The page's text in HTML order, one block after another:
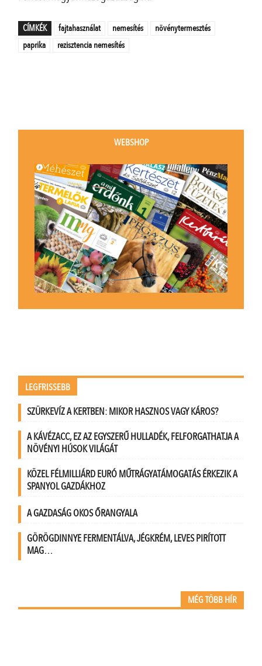
CÍMKÉK fajtahasználat nemesítés
növénytermesztés
paprika
rezisztencia nemesítés
WEBSHOP
LEGFRISSEBB
SZÜRKEVÍZ A KERTBEN: MIKOR HASZNOS VAGY KÁROS?
A KÁVÉZACC, EZ AZ EGYSZERŰ HULLADÉK, FELFORGATHATJA A
NÖVÉNYI HÚSOK VILÁGÁT
KÖZEL FÉLMILLIÁRD EURÓ MŰTRÁGYATÁMOGATÁS ÉRKEZIK A
SPANYOL GAZDÁKHOZ
A GAZDASÁG OKOS ŐRANGYALA
GÖRÖGDINNYE FERMENTÁLVA, JÉGKRÉM, LEVES PIRÍTOTT
MAG…
MÉG TÖBB HÍR